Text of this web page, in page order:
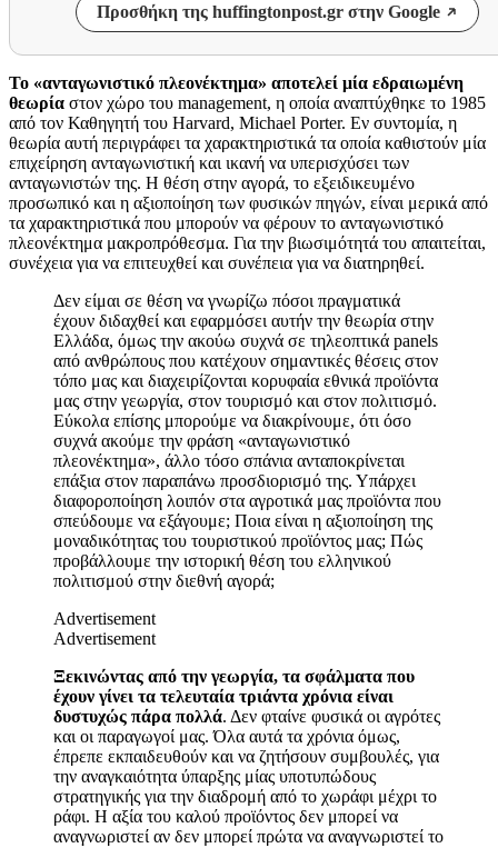
Προσθήκη της huffingtonpost.gr στην Google
Το «ανταγωνιστικό πλεονέκτημα» αποτελεί μία εδραιωμένη
θεωρία στον χώρο του management, η οποία αναπτύχθηκε το 1985
από τον Καθηγητή του Harvard, Michael Porter. Εν συντομία, η
θεωρία αυτή περιγράφει τα χαρακτηριστικά τα οποία καθιστούν μία
επιχείρηση ανταγωνιστική και ικανή να υπερισχύσει των
ανταγωνιστών της. Η θέση στην αγορά, το εξειδικευμένο
προσωπικό και η αξιοποίηση των φυσικών πηγών, είναι μερικά από
τα χαρακτηριστικά που μπορούν να φέρουν το ανταγωνιστικό
πλεονέκτημα μακροπρόθεσμα. Για την βιωσιμότητά του απαιτείται,
συνέχεια για να επιτευχθεί και συνέπεια για να διατηρηθεί.
Δεν είμαι σε θέση να γνωρίζω πόσοι πραγματικά
έχουν διδαχθεί και εφαρμόσει αυτήν την θεωρία στην
Ελλάδα, όμως την ακούω συχνά σε τηλεοπτικά panels
από ανθρώπους που κατέχουν σημαντικές θέσεις στον
τόπο μας και διαχειρίζονται κορυφαία εθνικά προϊόντα
μας στην γεωργία, στον τουρισμό και στον πολιτισμό.
Εύκολα επίσης μπορούμε να διακρίνουμε, ότι όσο
συχνά ακούμε την φράση «ανταγωνιστικό
πλεονέκτημα», άλλο τόσο σπάνια ανταποκρίνεται
επάξια στον παραπάνω προσδιορισμό της. Υπάρχει
διαφοροποίηση λοιπόν στα αγροτικά μας προϊόντα που
σπεύδουμε να εξάγουμε; Ποια είναι η αξιοποίηση της
μοναδικότητας του τουριστικού προϊόντος μας; Πώς
προβάλλουμε την ιστορική θέση του ελληνικού
πολιτισμού στην διεθνή αγορά;
Advertisement
Advertisement
Ξεκινώντας από την γεωργία, τα σφάλματα που
έχουν γίνει τα τελευταία τριάντα χρόνια είναι
δυστυχώς πάρα πολλά. Δεν φταίνε φυσικά οι αγρότες
και οι παραγωγοί μας. Όλα αυτά τα χρόνια όμως,
έπρεπε εκπαιδευθούν και να ζητήσουν συμβουλές, για
την αναγκαιότητα ύπαρξης μίας υποτυπώδους
στρατηγικής για την διαδρομή από το χωράφι μέχρι το
ράφι. Η αξία του καλού προϊόντος δεν μπορεί να
αναγνωριστεί αν δεν μπορεί πρώτα να αναγνωριστεί το